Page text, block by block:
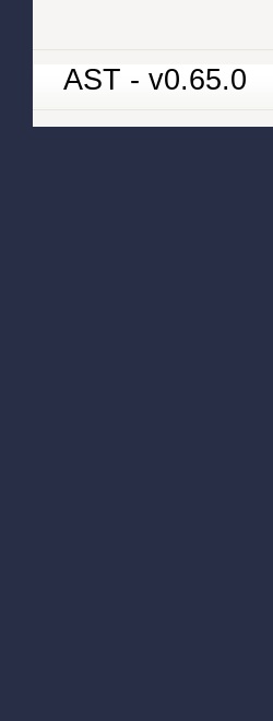
AST - v0.65.0